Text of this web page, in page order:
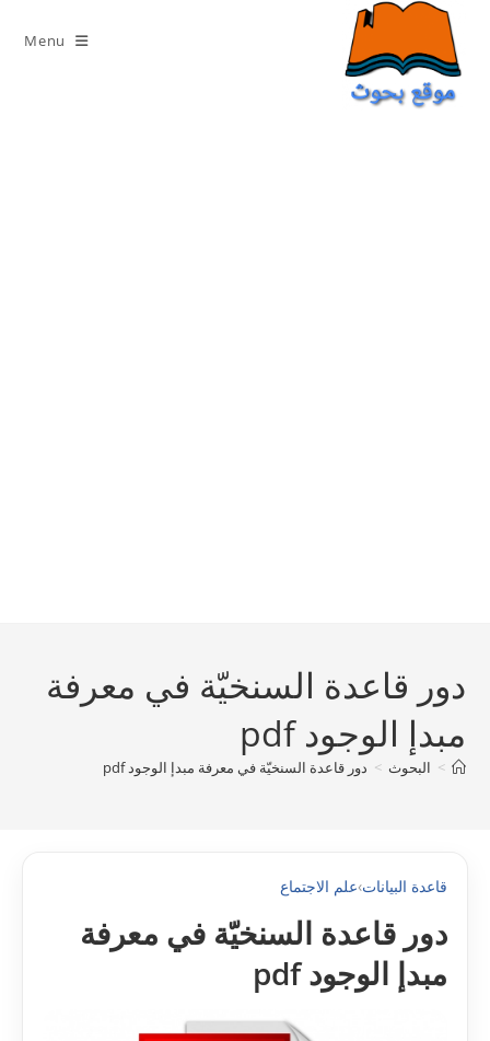
content
Menu
دور قاعدة السنخيّة في معرفة
مبدإ الوجود pdf
> البحوث > دور قاعدة السنخيّة في معرفة مبدإ الوجود pdf
قاعدة البيانات›علم الاجتماع
دور قاعدة السنخيّة في معرفة
مبدإ الوجود pdf